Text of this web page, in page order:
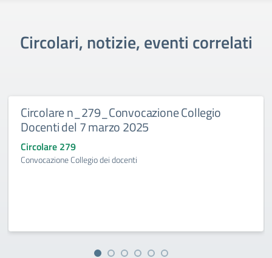
Circolari, notizie, eventi correlati
Circolare n_279_Convocazione Collegio
Docenti del 7 marzo 2025
Circolare 279
Convocazione Collegio dei docenti